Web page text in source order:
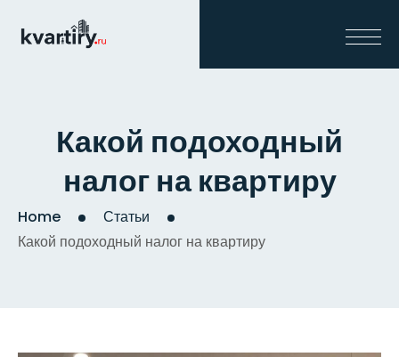
Какой подоходный
налог на квартиру
Home
Статьи
Какой подоходный налог на квартиру